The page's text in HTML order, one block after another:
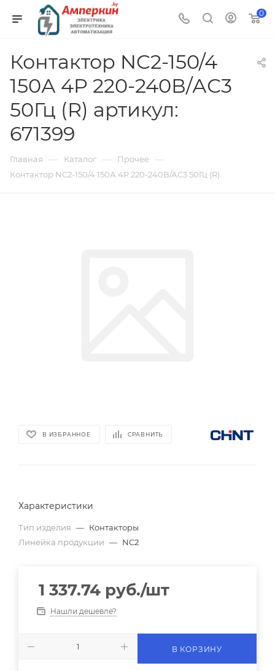
0
Контактор NC2-150/4
150А 4P 220-240В/АС3
50Гц (R) артикул:
671399
Главная — Каталог — Прочее —
Контактор NC2-150/4 150А 4P 220-240В/АС3 50Гц (R)
В ИЗБРАННОЕ СРАВНИТЬ
Характеристики
Тип изделия — Контакторы
Линейка продукции — NC2
1 337.74 руб./шт
Нашли дешевле?
В КОРЗИНУ